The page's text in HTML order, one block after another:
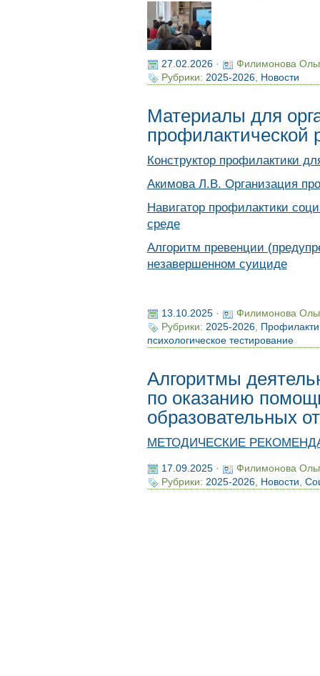
27.02.2026·
Филимонова
Рубрики: 2025-2026, Новости
Материалы для
Конструктор профилактики
Акимова Л.В. Организация
Навигатор профилактики
среде
Алгоритм превенции
незавершенном суициде
13.10.2025·
Филимонова
Рубрики: 2025-2026,
психологическое тестирование
Алгоритмы
по оказанию
образовательных
МЕТОДИЧЕСКИЕ
17.09.2025·
Филимонова
Рубрики: 2025-2026, Новости,